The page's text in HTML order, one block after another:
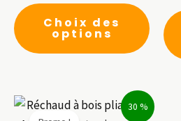
11.99 €
16.99 €
prix :
8.39 €
11.89 €
Choix des
options
produit
Les
30 %